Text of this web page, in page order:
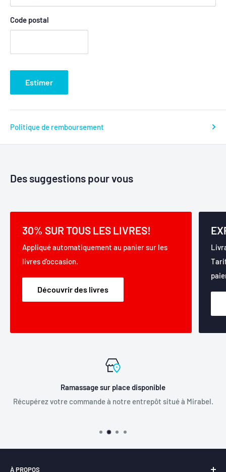
Code postal
Estimer
Politique de remboursement
Des suggestions pour vous
30% SUR TOUS LES LIVRES!
Appliqué automatiquement au panier sur les
livres d'occasion.
Découvrir des livres
Ramassage sur place disponible
Récupérez votre commande à notre entrepôt situé à Mirabel.
À PROPOS